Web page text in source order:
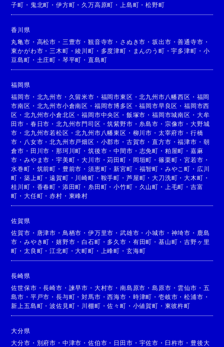
子町 ・ 鬼北町 ・伊方町 ・ 久万高原町 ・ 上島町 ・松野町
香川県
丸亀市 ・ 高松市 ・ 三豊市 ・観音寺市 ・ さぬき市 ・坂出市 ・善通寺市 ・
東かがわ市 ・ 三木町 ・綾川町 ・ 多度津町 ・ まんのう町 ・宇多津町 ・ 小
豆島町 ・ 土庄町 ・ 琴平町 ・直島町
福岡県
福岡市 ・ 北九州市 ・ 久留米市 ・ 福岡市東区 ・北九州市八幡西区 ・ 福岡
市南区 ・ 北九州市小倉南区 ・ 福岡市博多区 ・福岡市早良区 ・福岡市西
区 ・北九州市小倉北区 ・福岡市中央区 ・ 飯塚市 ・福岡市城南区 ・ 大牟
田市 ・ 春日市 ・北九州市門司区 ・筑紫野市 ・ 糸島市 ・ 宗像市 ・ 大野城
市 ・北九州市若松区 ・北九州市八幡東区 ・ 柳川市 ・ 太宰府市 ・ 行橋
市 ・ 八女市 ・北九州市戸畑区 ・ 小郡市 ・ 古賀市 ・直方市 ・福津市 ・ 朝
倉市 ・ 田川市 ・那珂川町 ・筑後市 ・中間市 ・ 志免町 ・ 粕屋町 ・ 嘉麻
市 ・みやま市 ・宇美町 ・大川市 ・苅田町 ・ 岡垣町 ・ 篠栗町 ・宮若市 ・
水巻町 ・ 筑前町 ・ 豊前市 ・須恵町 ・新宮町 ・ 福智町 ・ みやこ町 ・ 広川
町 ・築上町 ・遠賀町 ・ 川崎町 ・ 鞍手町 ・ 芦屋町 ・大刀洗町 ・大木町 ・
桂川町 ・ 香春町 ・ 添田町 ・ 糸田町 ・小竹町 ・ 久山町 ・ 上毛町 ・ 吉富
町 ・大任町 ・赤村 ・ 東峰村
佐賀県
佐賀市 ・ 唐津市 ・ 鳥栖市 ・伊万里市 ・武雄市 ・小城市 ・ 神埼市 ・ 鹿島
市 ・みやき町 ・嬉野市 ・ 白石町 ・ 多久市 ・ 有田町 ・ 基山町 ・吉野ヶ里
町 ・太良町 ・江北町 ・大町町 ・ 上峰町 ・ 玄海町
長崎県
佐世保市 ・長崎市 ・ 諫早市 ・ 大村市 ・南島原市 ・島原市 ・ 雲仙市 ・ 五
島市 ・ 平戸市 ・長与町 ・対馬市 ・西海市 ・ 時津町 ・ 壱岐市 ・松浦市 ・
新上五島町 ・波佐見町 ・ 川棚町 ・佐々町 ・ 小値賀町 ・ 東彼杵町
大分県
大分市 ・ 別府市 ・ 中津市 ・佐伯市 ・ 日田市 ・ 宇佐市 ・ 臼杵市 ・ 豊後大